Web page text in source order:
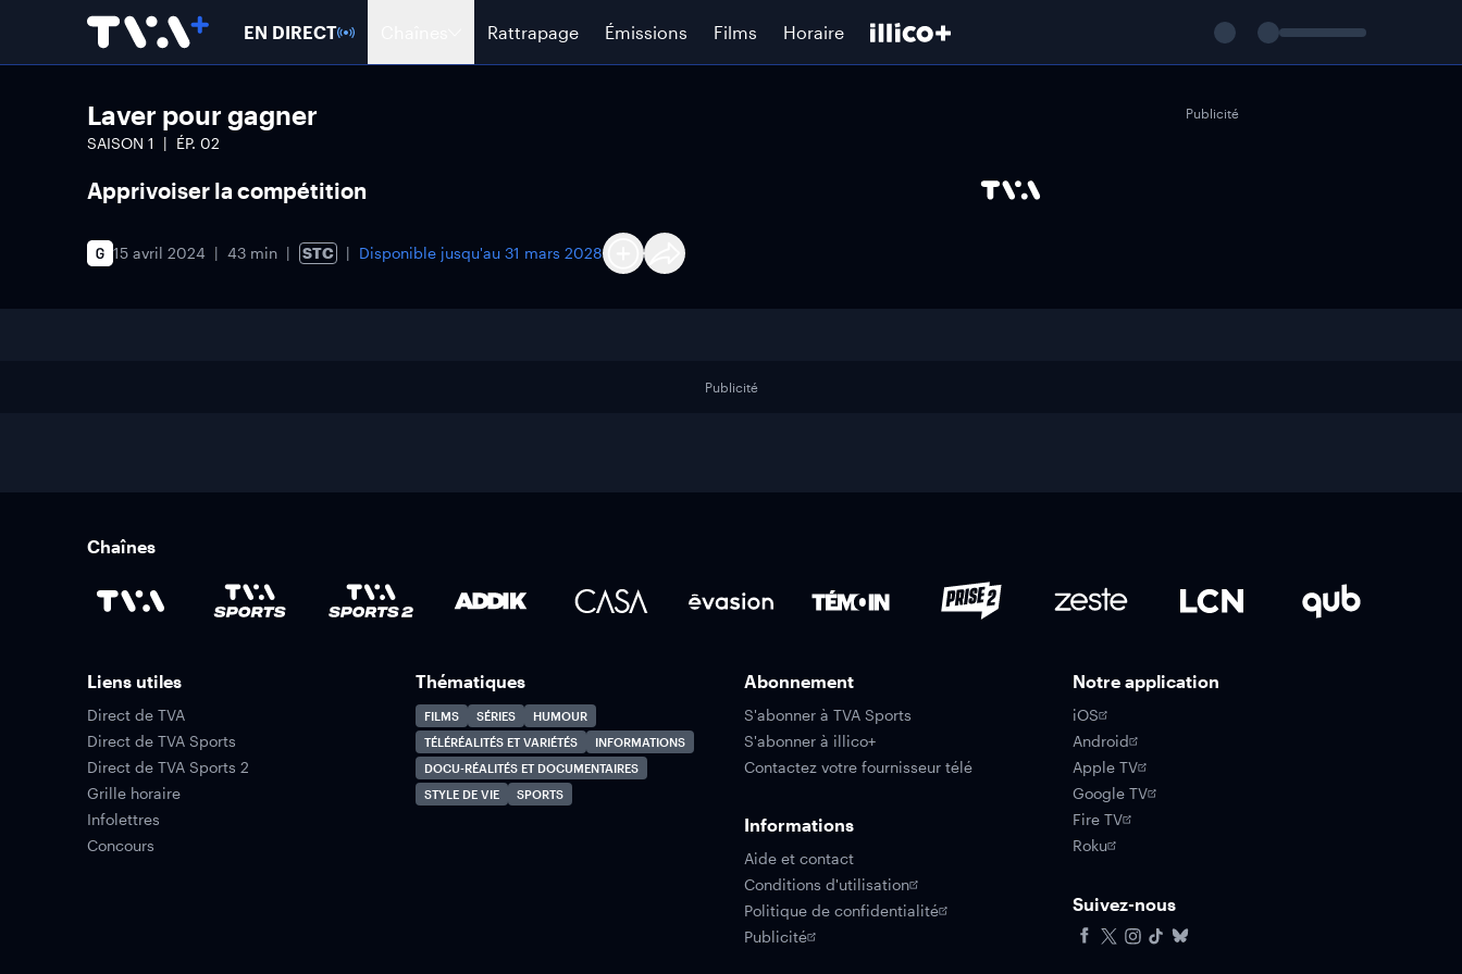
EN DIRECT Rattrapage Émissions Films Horaire
Laver pour gagner
SAISON 1 ÉP. 02
Apprivoiser la compétition
15 avril 2024 43 min STC Disponible jusqu'au 31 mars 2028
Publicité
Publicité
Chaînes
Liens utiles
Direct de TVA
Direct de TVA Sports
Direct de TVA Sports 2
Grille horaire
Infolettres
Concours
Thématiques
FILMS SÉRIES
HUMOUR
TÉLÉRÉALITÉS ET VARIÉTÉS
INFORMATIONS
DOCU-RÉALITÉS ET DOCUMENTAIRES
STYLE DE VIE
SPORTS
Abonnement
S'abonner à TVA Sports
S'abonner à illico+
Contactez votre fournisseur télé
Informations
Aide et contact
Conditions d'utilisation
Politique de confidentialité
Publicité
Notre application
iOS
Android
Apple TV
Google TV
Fire TV
Roku
Suivez-nous